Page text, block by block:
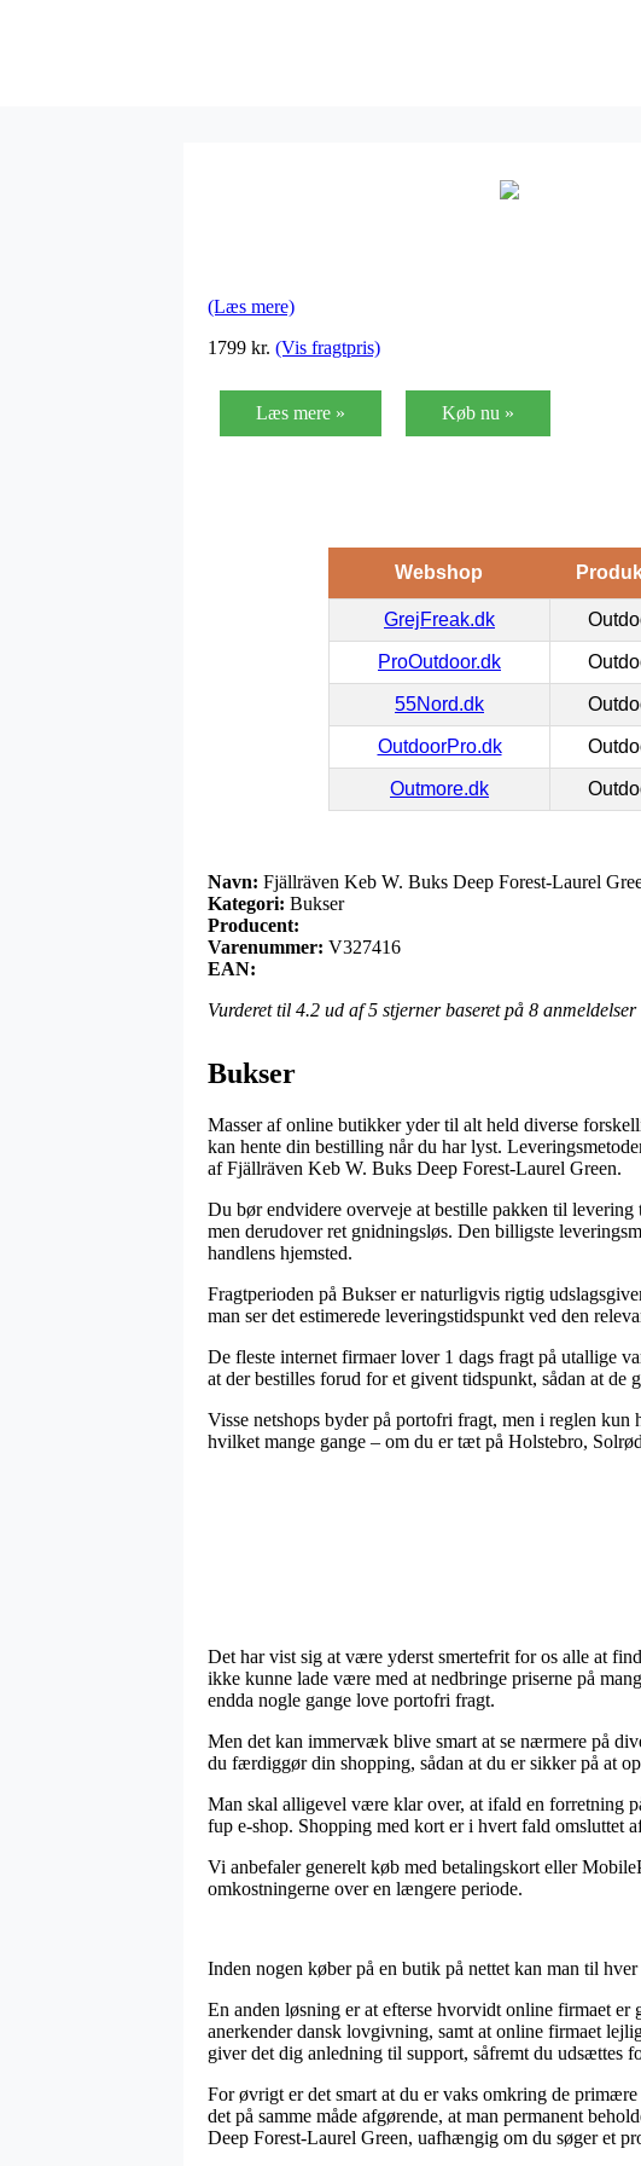
(Læs mere)
1799 kr. (Vis fragtpris)
Læs mere » Køb nu »
Webshop
GrejFreak.dk
ProOutdoor.dk
55Nord.dk
OutdoorPro.dk
Outmore.dk
Navn: Fjällräven Keb W. Buks Deep Forest-Laurel
Kategori: Bukser
Producent:
Varenummer: V327416
EAN:
Vurderet til 4.2 ud af 5 stjerner baseret på 8 anmeldelser
Bukser
Masser af online butikker yder til alt held diverse
kan hente din bestilling når du har lyst.
af Fjällräven Keb W. Buks Deep Forest-Laurel Green.
Du bør endvidere overveje at bestille pakken til
men derudover ret gnidningsløs. Den billigste
handlens hjemsted.
Fragtperioden på Bukser er naturligvis rigtig
man ser det estimerede leveringstidspunkt ved den
De fleste internet firmaer lover 1 dags fragt på utallige
at der bestilles forud for et givent tidspunkt, sådan at de
Visse netshops byder på portofri fragt, men i reglen
hvilket mange gange – om du er tæt på Holstebro,
Det har vist sig at være yderst smertefrit for os alle at
ikke kunne lade være med at nedbringe priserne på
endda nogle gange love portofri fragt.
Men det kan immervæk blive smart at se nærmere på
du færdiggør din shopping, sådan at du er sikker på at
Man skal alligevel være klar over, at ifald en forretning
fup e-shop. Shopping med kort er i hvert fald omsluttet
Vi anbefaler generelt køb med betalingskort eller
omkostningerne over en længere periode.
Inden nogen køber på en butik på nettet kan man til
En anden løsning er at efterse hvorvidt online firmaet
anerkender dansk lovgivning, samt at online firmaet
giver det dig anledning til support, såfremt du udsættes
For øvrigt er det smart at du er vaks omkring de
det på samme måde afgørende, at man permanent
Deep Forest-Laurel Green, uafhængig om du søger et